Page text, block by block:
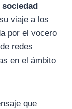
viaje a los
por el vocero
redes
en el ámbito
que